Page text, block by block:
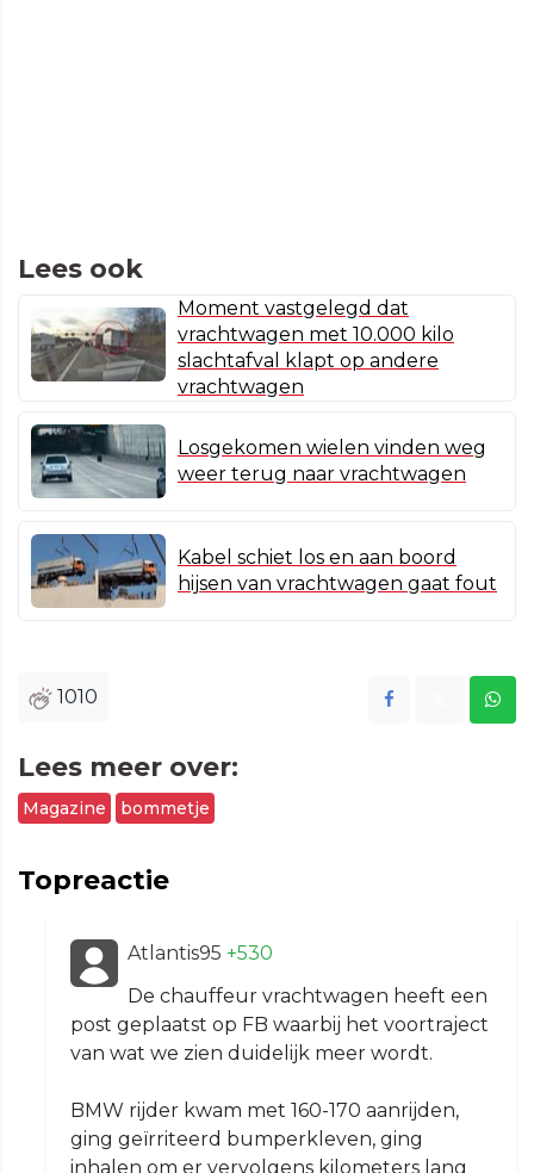
Lees ook
Moment vastgelegd dat
vrachtwagen met 10.000 kilo
slachtafval klapt op andere
vrachtwagen
Losgekomen wielen vinden weg
weer terug naar vrachtwagen
Kabel schiet los en aan boord
hijsen van vrachtwagen gaat fout
1010
Lees meer over:
Magazine bommetje
Topreactie
Atlantis95 +530
De chauffeur vrachtwagen heeft een
post geplaatst op FB waarbij het voortraject
van wat we zien duidelijk meer wordt.
BMW rijder kwam met 160-170 aanrijden,
ging geïrriteerd bumperkleven, ging
inhalen om er vervolgens kilometers lang